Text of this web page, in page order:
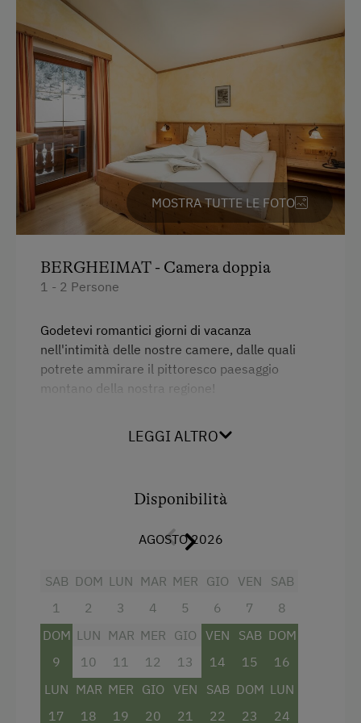
Servizi per bambini
Bambini benvenuti
Attività per bambini
Giochi
Stanza dei giochi per bambini
Servizi dell'alloggio
Consegna di panini
Piatti a disposizione
Lavastoviglie
Macchina del caffè
Cucina tipica della terra
Colazione a buffet
Lounge / bar
Pasti esclusi
MOSTRA TUTTE LE FOTO
BERGHEIMAT - Camera doppia
1 - 2 Persone
Godetevi romantici giorni di vacanza
nell'intimità delle nostre camere, dalle quali
potrete ammirare il pittoresco paesaggio
montano della nostra regione!
Doccia, WC, TV via satellite e telefono. Su
LEGGI ALTRO
Disponibilità
AGOSTO 2026
SAB
1
DOM
2
LUN
3
MAR
4
MER
5
GIO
6
VEN
7
SAB
8
DOM
9
LUN
10
MAR
11
MER
12
GIO
13
VEN
14
SAB
15
DOM
16
LUN
17
MAR
18
MER
19
GIO
20
VEN
21
SAB
22
DOM
23
LUN
24